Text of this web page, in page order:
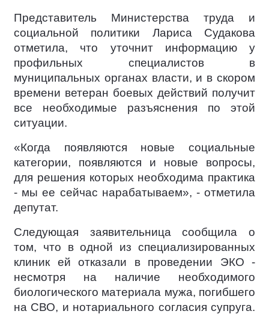
Представитель Министерства труда и
социальной политики Лариса Судакова
отметила, что уточнит информацию у
профильных специалистов в
муниципальных органах власти, и в скором
времени ветеран боевых действий получит
все необходимые разъяснения по этой
ситуации.
«Когда появляются новые социальные
категории, появляются и новые вопросы,
для решения которых необходима практика
- мы ее сейчас нарабатываем», - отметила
депутат.
Следующая заявительница сообщила о
том, что в одной из специализированных
клиник ей отказали в проведении ЭКО -
несмотря на наличие необходимого
биологического материала мужа, погибшего
на СВО, и нотариального согласия супруга.